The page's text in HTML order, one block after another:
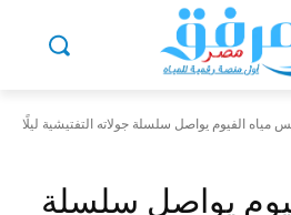
مياه الفيوم يواصل سلسلة جولاته التفتيشية ليلًا
يواصل سلسلة